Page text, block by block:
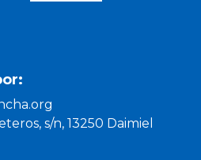
s/n, 13250 Daimiel